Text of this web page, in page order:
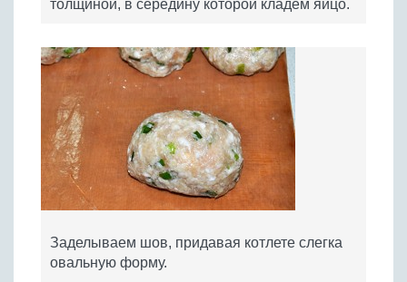
толщиной, в середину которой кладем яйцо.
Заделываем шов, придавая котлете слегка
овальную форму.